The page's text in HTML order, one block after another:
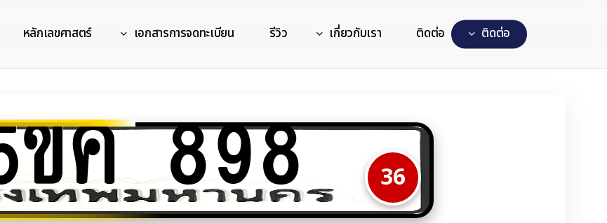
หลักเลขศาสตร์ เอกสารการจดทะเบียน รีวิว เกี่ยวกับเรา ติดต่อ ตดตอ
ค 898 36